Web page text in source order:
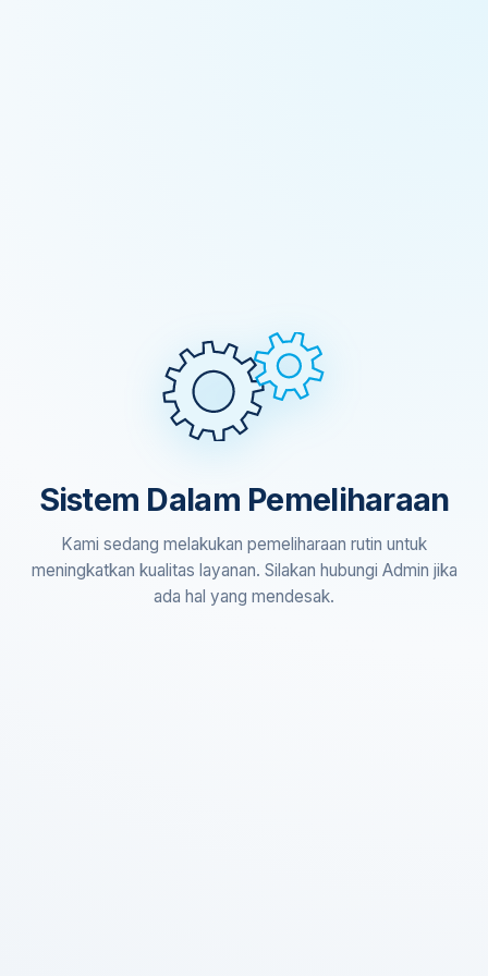
Sistem Dalam Pemeliharaan
Kami sedang melakukan pemeliharaan rutin untuk
meningkatkan kualitas layanan. Silakan hubungi Admin jika
ada hal yang mendesak.